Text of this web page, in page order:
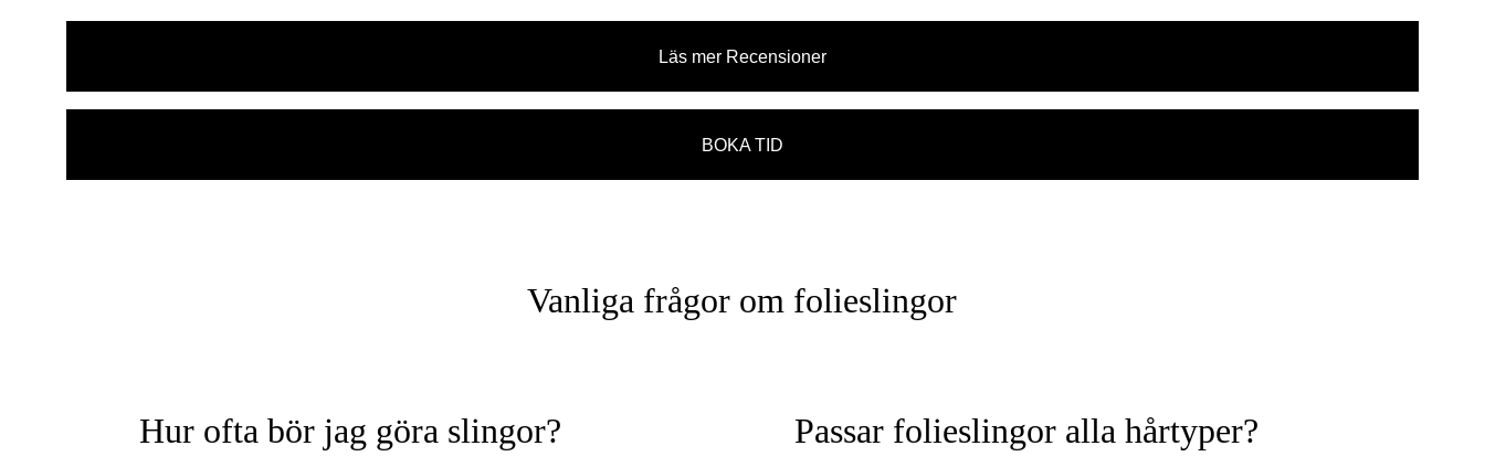
Läs mer Recensioner
BOKA TID
Vanliga frågor om folieslingor
Hur ofta bör jag göra slingor? Passar folieslingor alla hårtyper?